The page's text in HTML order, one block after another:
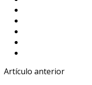
Artículo anterior